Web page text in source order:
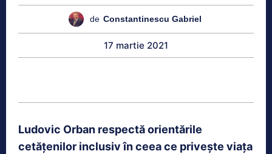
de Constantinescu Gabriel
17 martie 2021
Ludovic Orban respectă orientările
cetățenilor inclusiv în ceea ce privește viața